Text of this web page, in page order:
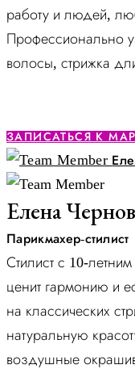
работу и людей,
Профессионально
волосы, стрижка
ЗАПИСАТЬСЯ К
Елена
Парикмахер-стилист
Стилист с 10-
ценит гармонию и
на классических
натуральную
воздушные